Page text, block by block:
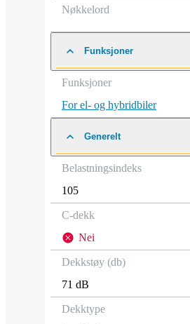
Nøkkelord
Funksjoner
Funksjoner
For el- og hybridbiler
Generelt
Belastningsindeks
105
C-dekk
Nei
Dekkstøy (db)
71 dB
Dekktype